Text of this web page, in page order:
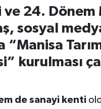
24. Dönem
, sosyal
“Manisa
kurulması
de sanayi kenti